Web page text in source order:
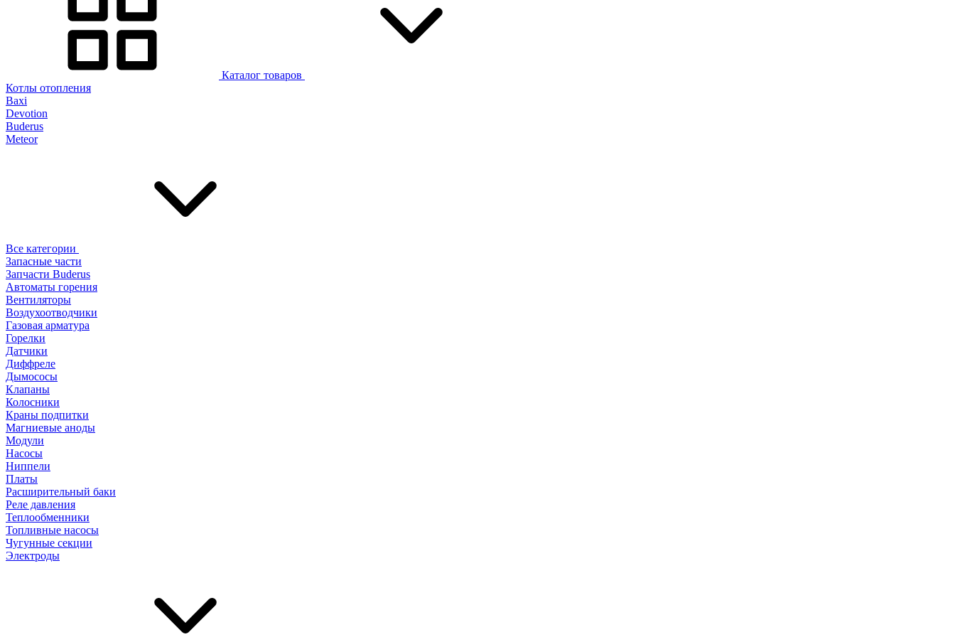
Каталог товаров
Котлы отопления
Baxi
Devotion
Buderus
Meteor
Все категории
Запасные части
Запчасти Buderus
Автоматы горения
Вентиляторы
Воздухоотводчики
Газовая арматура
Горелки
Датчики
Диффреле
Дымососы
Клапаны
Колосники
Краны подпитки
Магниевые аноды
Модули
Насосы
Ниппели
Платы
Расширительный баки
Реле давления
Теплообменники
Топливные насосы
Чугунные секции
Электроды